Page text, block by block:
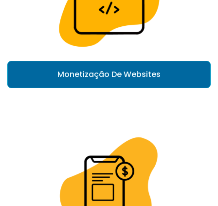
Monetização De Websites